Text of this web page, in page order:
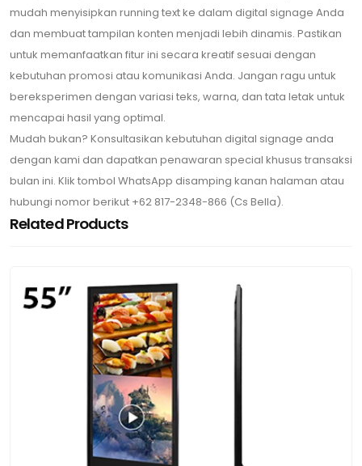
Related Products
mudah menyisipkan running text ke dalam digital signage Anda
dan membuat tampilan konten menjadi lebih dinamis. Pastikan
untuk memanfaatkan fitur ini secara kreatif sesuai dengan
kebutuhan promosi atau komunikasi Anda. Jangan ragu untuk
bereksperimen dengan variasi teks, warna, dan tata letak untuk
mencapai hasil yang optimal.
Mudah bukan? Konsultasikan kebutuhan digital signage anda
dengan kami dan dapatkan penawaran special khusus transaksi
bulan ini. Klik tombol WhatsApp disamping kanan halaman atau
hubungi nomor berikut +62 817-2348-866 (Cs Bella).